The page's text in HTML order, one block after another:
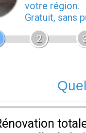
votre région.
Gratuit, sans
2